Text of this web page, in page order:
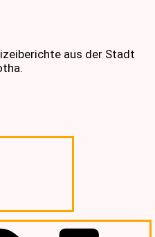
aus der Stadt